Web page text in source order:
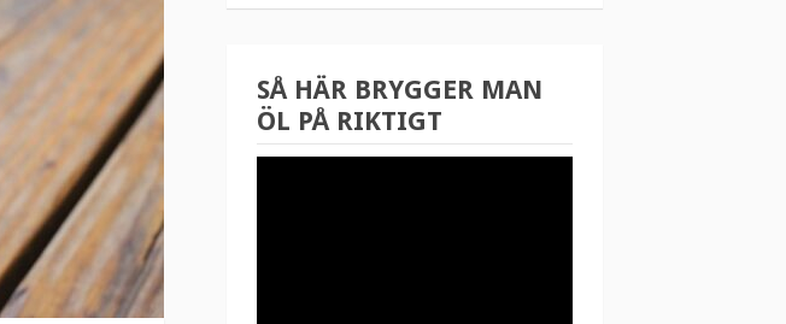
SÅ HÄR BRYGGER MAN
ÖL PÅ RIKTIGT